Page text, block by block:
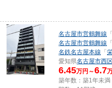
名古屋市営鶴舞線 「
名古屋市営鶴舞線 「
名鉄名古屋本線 「
愛知県名古屋市西区
6.45万円～6.7
築年数：築1年未満